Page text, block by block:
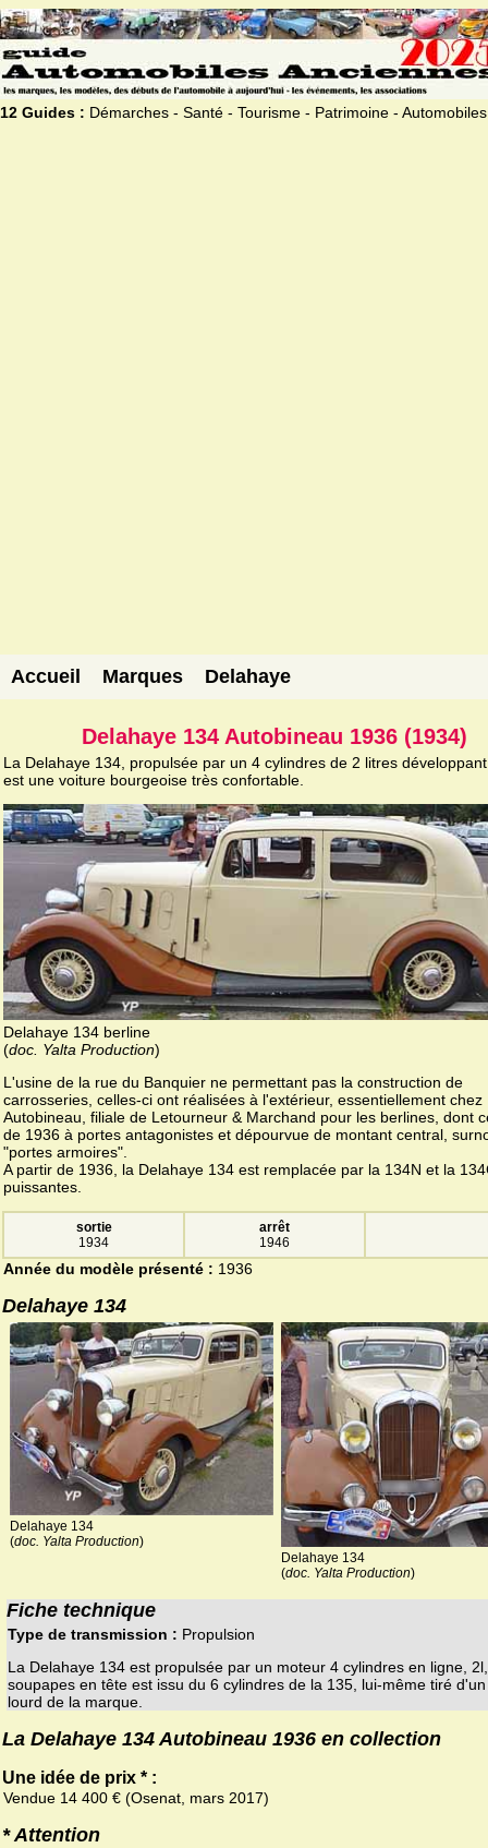
12 Guides : Démarches - Santé - Tourisme - Patrimoine - Automobiles
Accueil Marques Delahaye
Delahaye 134 Autobineau 1936 (1934)
La Delahaye 134, propulsée par un 4 cylindres de 2 litres
est une voiture bourgeoise très confortable.
Delahaye 134 berline
(doc. Yalta Production)
L'usine de la rue du Banquier ne permettant pas la construction de
carrosseries, celles-ci ont réalisées à l'extérieur, essentiellement chez
Autobineau, filiale de Letourneur & Marchand pour les berlines, dont
de 1936 à portes antagonistes et dépourvue de montant central,
"portes armoires".
A partir de 1936, la Delahaye 134 est remplacée par la 134N et la
puissantes.
sortie
1934
arrêt
1946
Année du modèle présenté : 1936
Delahaye 134
Delahaye 134
(doc. Yalta Production)
Delahaye 134
(doc. Yalta Production)
Fiche technique
Type de transmission : Propulsion
La Delahaye 134 est propulsée par un moteur 4 cylindres en ligne,
soupapes en tête est issu du 6 cylindres de la 135, lui-même tiré
lourd de la marque.
La Delahaye 134 Autobineau 1936 en collection
Une idée de prix * :
Vendue 14 400 € (Osenat, mars 2017)
* Attention